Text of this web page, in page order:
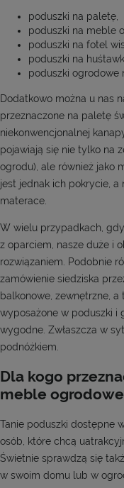
poduszki na paletę,
poduszki na meble
poduszki na fotel
poduszki na
poduszki ogrodowe
Dodatkowo można u nas
przeznaczone na paletę
niekonwencjonalnej
pojawiają się nie tylko na
ogrodu), ale również jako
jest jednak ich pokrycie, a
materace.
W wielu przypadkach,
z oparciem, nasze duże i
rozwiązaniem. Podobnie
zamówienie siedziska
balkonowe, zewnętrzne, a
wyposażone w poduszki i
wygodne. Zwłaszcza w
podnóżkiem.
Dla kogo
meble
Tanie poduszki dostępne
osób, które chcą
Świetnie sprawdzą się
w swoim domu lub w